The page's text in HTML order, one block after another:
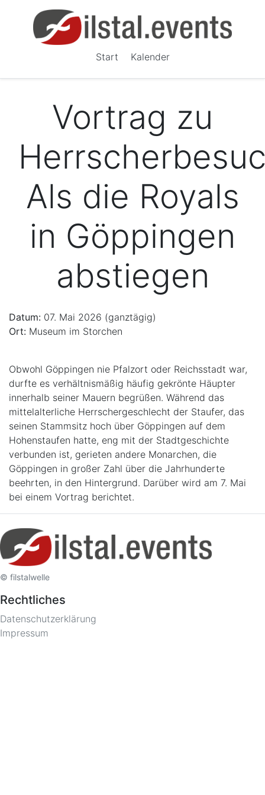
Start Kalender
Vortrag zu
Als die Royals
in Göppingen
abstiegen
Datum: 07. Mai 2026 (ganztägig)
Ort: Museum im Storchen
Obwohl Göppingen nie Pfalzort oder Reichsstadt war,
durfte es verhältnismäßig häufig gekrönte Häupter
innerhalb seiner Mauern begrüßen. Während das
mittelalterliche Herrschergeschlecht der Staufer, das
seinen Stammsitz hoch über Göppingen auf dem
Hohenstaufen hatte, eng mit der Stadtgeschichte
verbunden ist, gerieten andere Monarchen, die
Göppingen in großer Zahl über die Jahrhunderte
beehrten, in den Hintergrund. Darüber wird am 7. Mai
© filstalwelle
Rechtliches
Datenschutzerklärung
Impressum